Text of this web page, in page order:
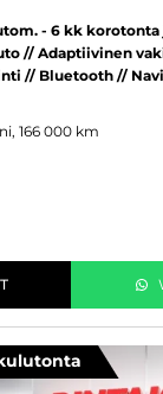
- 6 kk
// Adaptiivinen
// Bluetooth //
166 000 km